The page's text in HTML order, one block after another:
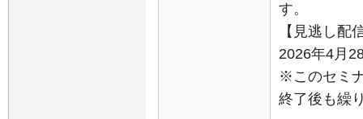
す。
【見逃し配
2026年4月
※このセミ
終了後も繰